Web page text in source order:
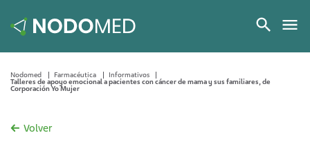
Nodomed Farmacéutica Informativos
Talleres de apoyo emocional a pacientes con cáncer de mama y sus familiares, de
Corporación Yo Mujer
Volver